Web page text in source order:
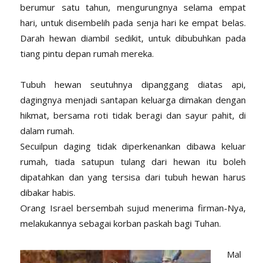
berumur satu tahun, mengurungnya selama empat
hari, untuk disembelih pada senja hari ke empat belas.
Darah hewan diambil sedikit, untuk dibubuhkan pada
tiang pintu depan rumah mereka.
Tubuh hewan seutuhnya dipanggang diatas api,
dagingnya menjadi santapan keluarga dimakan dengan
hikmat, bersama roti tidak beragi dan sayur pahit, di
dalam rumah.
Secuilpun daging tidak diperkenankan dibawa keluar
rumah, tiada satupun tulang dari hewan itu boleh
dipatahkan dan yang tersisa dari tubuh hewan harus
dibakar habis.
Orang Israel bersembah sujud menerima firman-Nya,
melakukannya sebagai korban paskah bagi Tuhan.
Mal